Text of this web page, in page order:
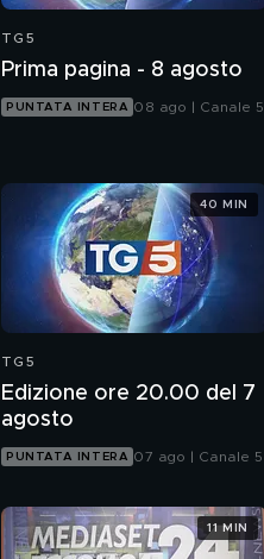
TG5
Prima pagina - 8 agosto
PUNTATA INTERA 08 ago | Canale 5
TG5
Edizione ore 20.00 del 7
agosto
PUNTATA INTERA 07 ago | Canale 5
40 MIN
11 MIN